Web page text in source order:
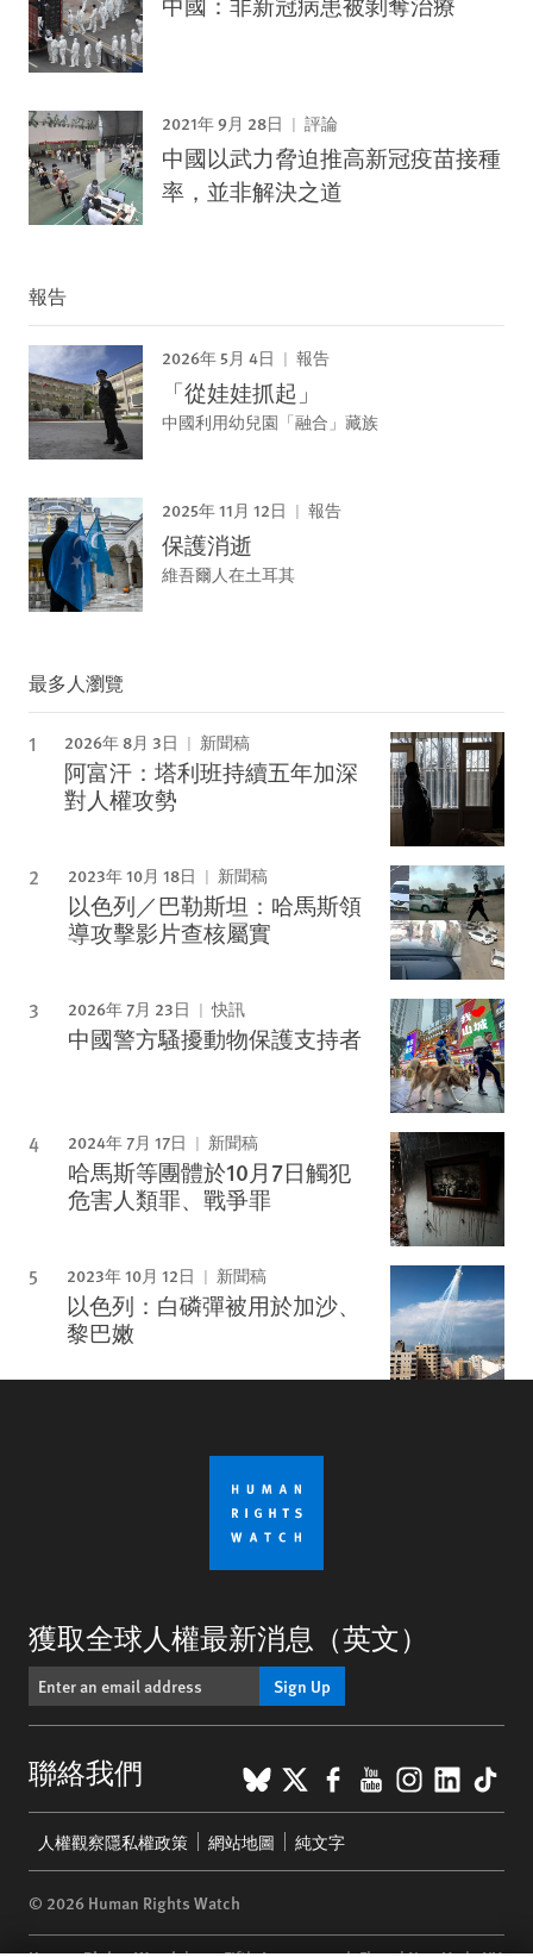
2021年 9月 28日 評論
中國以武力脅迫推高新冠疫苗接種
率，並非解決之道
報告
2026年 5月 4日 報告
「從娃娃抓起」
中國利用幼兒園「融合」藏族
2025年 11月 12日 報告
保護消逝
維吾爾人在土耳其
最多人瀏覽
2026年 8月 3日 新聞稿
阿富汗：塔利班持續五年加深
對人權攻勢
2023年 10月 18日 新聞稿
以色列／巴勒斯坦：哈馬斯領
導攻擊影片查核屬實
2026年 7月 23日 快訊
中國警方騷擾動物保護支持者
2024年 7月 17日 新聞稿
哈馬斯等團體於10月7日觸犯
危害人類罪、戰爭罪
2023年 10月 12日 新聞稿
以色列：白磷彈被用於加沙、
黎巴嫩
獲取全球人權最新消息（英文）
Sign Up
聯絡我們 BlueSky
X Facebook
YouTube
menu
人權觀察隱私權政策 網站地圖 純文字
© 2026 Human Rights Watch